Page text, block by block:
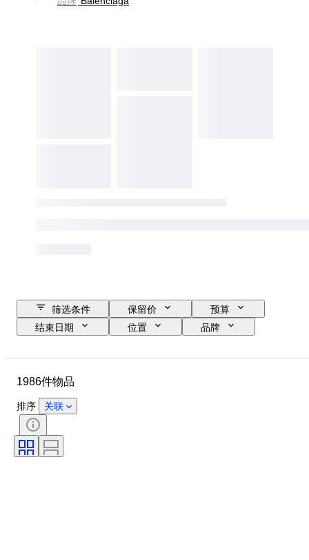
筛选条件 保留价
预算
结束日期
位置
品牌
签名
带配件
1986件物品
排序 关联